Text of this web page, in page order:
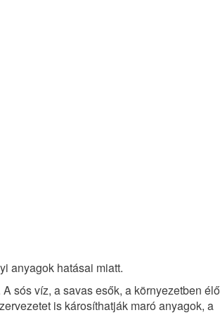
anyagok hatásai miatt.
sós víz, a savas esők, a környezetben élő
is károsíthatják maró anyagok, a